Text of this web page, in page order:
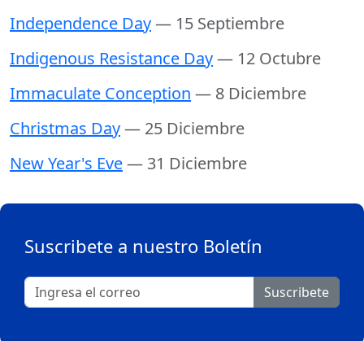
Independence Day— 15 Septiembre
Indigenous Resistance Day— 12 Octubre
Immaculate Conception — 8 Diciembre
Christmas Day— 25 Diciembre
New Year's Eve— 31 Diciembre
Suscribete a nuestro Boletín
Suscribete